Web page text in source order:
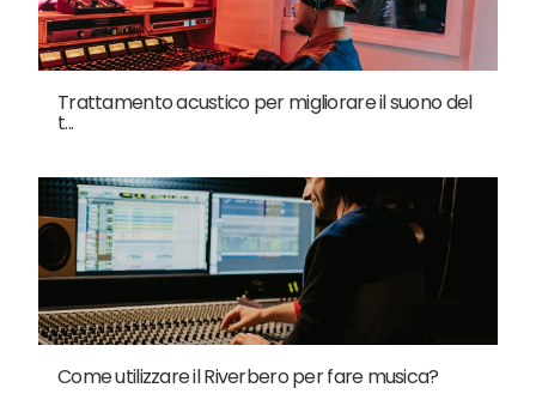
Trattamento acustico per migliorare il suono del
t...
Come utilizzare il Riverbero per fare musica?